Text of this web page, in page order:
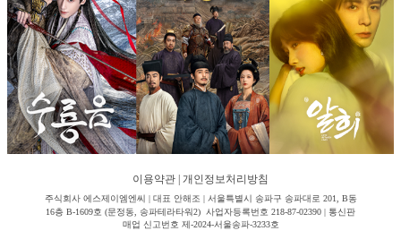
이용약관 개인정보처리방침
주식회사 에스제이엠엔씨 | 대표 안해조 | 서울특별시 송파구 송파대로 201, B동
16층 B-1609호 (문정동, 송파테라타워2) 사업자등록번호 218-87-02390 | 통신판
매업 신고번호 제-2024-서울송파-3233호